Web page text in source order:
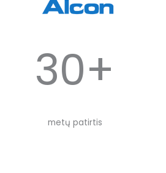
30+
metų patirtis